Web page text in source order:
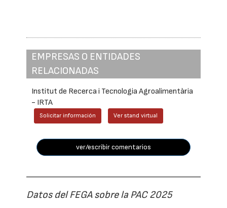
EMPRESAS O ENTIDADES
RELACIONADAS
Institut de Recerca i Tecnologia Agroalimentària
- IRTA
Solicitar información Ver stand virtual
ver/escribir comentarios
Datos del FEGA sobre la PAC 2025